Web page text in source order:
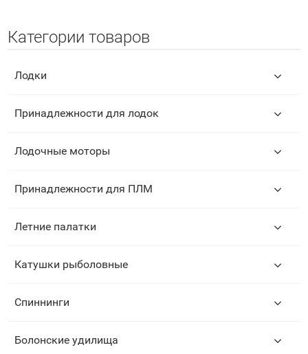
Категории товаров
Лодки
Принадлежности для лодок
Лодочные моторы
Принадлежности для ПЛМ
Летние палатки
Катушки рыболовные
Спиннинги
Болонские удилища